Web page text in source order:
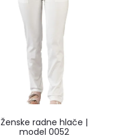
Ženske radne hlače |
model 0052